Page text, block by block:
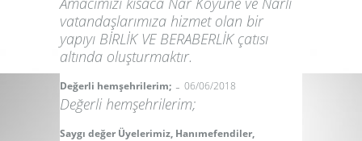
vatandaşlarımıza hizmet olan bir
yapıyı BİRLİK VE BERABERLİK çatısı
altında oluşturmaktır.
Değerli hemşehrilerim; - 06/06/2018
Değerli hemşehrilerim;
Saygı değer Üyelerimiz, Hanımefendiler,